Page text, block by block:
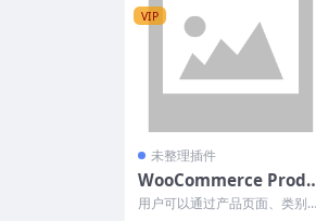
VIP
未整理插件
WooCommerce Produ
ct Likes v1.1.3 Downlo
用户可以通过产品页面、类别页